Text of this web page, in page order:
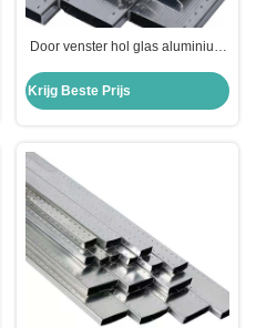
Door venster hol glas aluminium
Aluminium Spacer Zilver/Zwart
Krijg Beste Prijs